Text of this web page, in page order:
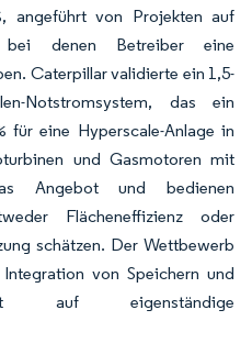
angeführt von Projekten auf
bei denen Betreiber eine
Caterpillar validierte ein 1,5-
Notstromsystem, das ein
für eine Hyperscale-Anlage in
und Gasmotoren mit
Angebot und bedienen
Flächeneffizienz oder
schätzen. Der Wettbewerb
von Speichern und
auf eigenständige